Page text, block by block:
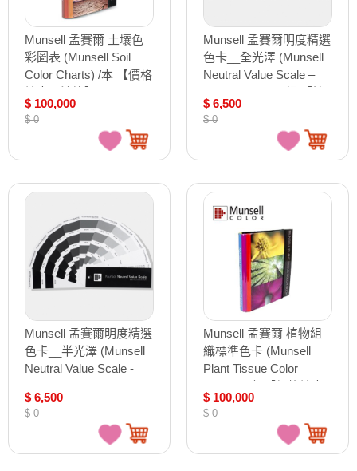
Munsell 孟賽爾 土壤色
彩圖表 (Munsell Soil
Color Charts) /本 【價格
$ 100,000
$ 0
Munsell 孟賽爾明度精選
色卡__全光澤 (Munsell
Neutral Value Scale –
受預購商品】
$ 6,500
$ 0
Munsell 孟賽爾明度精選
色卡__半光澤 (Munsell
Neutral Value Scale -
$ 6,500
$ 0
Munsell 孟賽爾 植物組
織標準色卡 (Munsell
Plant Tissue Color
電洽詢】
$ 100,000
$ 0